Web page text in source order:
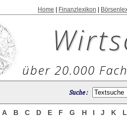
Home Finanzlexikon
über 20.000
Suche :
A B C D E F G H I J K